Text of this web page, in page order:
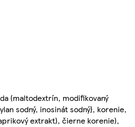
(maltodextrín, modifikovaný
sodný, inosinát sodný}, korenie,
extrakt), čierne korenie),